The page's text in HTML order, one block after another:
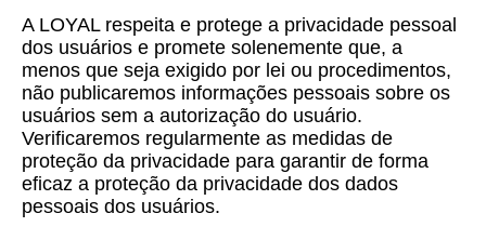
A LOYAL respeita e protege a privacidade pessoal
dos usuários e promete solenemente que, a
menos que seja exigido por lei ou procedimentos,
não publicaremos informações pessoais sobre os
usuários sem a autorização do usuário.
Verificaremos regularmente as medidas de
proteção da privacidade para garantir de forma
eficaz a proteção da privacidade dos dados
pessoais dos usuários.